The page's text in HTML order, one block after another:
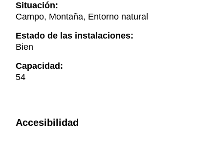
Situación:
Campo, Montaña, Entorno natural
Estado de las instalaciones:
Bien
Capacidad:
54
Accesibilidad